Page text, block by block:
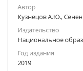
Автор
Кузнецов А.Ю.,
Издательство
Национальное
Год издания
2019